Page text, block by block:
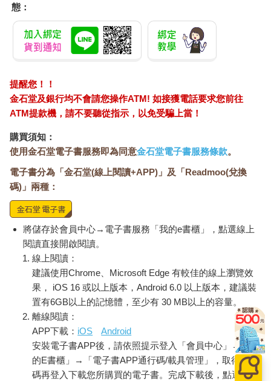
態：
提醒您！！
金石堂及銀行均不會請您操作ATM! 如接獲電話要求您前往
ATM提款機，請不要聽從指示，以免受騙上當！
購買須知：
使用金石堂電子書服務即為同意金石堂電子書服務條款。
電子書分為「金石堂(線上閱讀+APP)」及「Readmoo(兌換
碼)」兩種：
將儲存於會員中心→電子書服務「我的e書櫃」，點選線上
閱讀直接開啟閱讀。
線上閱讀：
建議使用Chrome、Microsoft Edge 有較佳的線上瀏覽效
果， iOS 16 或以上版本，Android 6.0 以上版本，建議裝
置有6GB以上的記憶體，至少有 30 MB以上的容量。
離線閱讀：
APP下載： iOS
Android
安裝電子書APP後，請依照提示登入「會員中心」→「我
的E書櫃」→「電子書APP通行碼/載具管理」，取得通行
碼再登入下載您所購買的電子書。完成下載後，點選任一